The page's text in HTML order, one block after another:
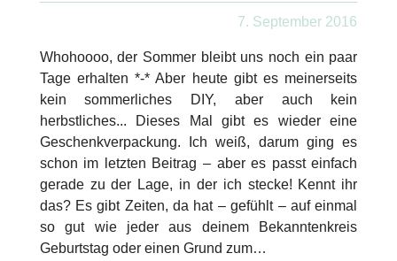
7. September 2016
Whohoooo, der Sommer bleibt uns noch ein paar
Tage erhalten *-* Aber heute gibt es meinerseits
kein sommerliches DIY, aber auch kein
herbstliches... Dieses Mal gibt es wieder eine
Geschenkverpackung. Ich weiß, darum ging es
schon im letzten Beitrag – aber es passt einfach
gerade zu der Lage, in der ich stecke! Kennt ihr
das? Es gibt Zeiten, da hat – gefühlt – auf einmal
so gut wie jeder aus deinem Bekanntenkreis
Geburtstag oder einen Grund zum…